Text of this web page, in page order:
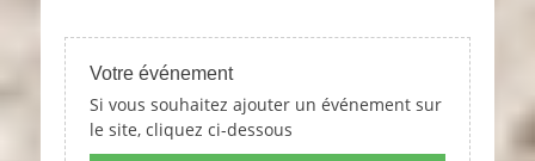
Votre événement
Si vous souhaitez ajouter un événement sur
le site, cliquez ci-dessous